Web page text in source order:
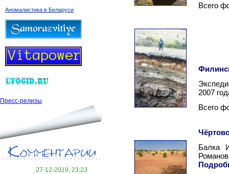
Аномалистика в Беларуси
Пресс-релизы
27-12-2019, 23:23
Всего
2007
Всего
Балка